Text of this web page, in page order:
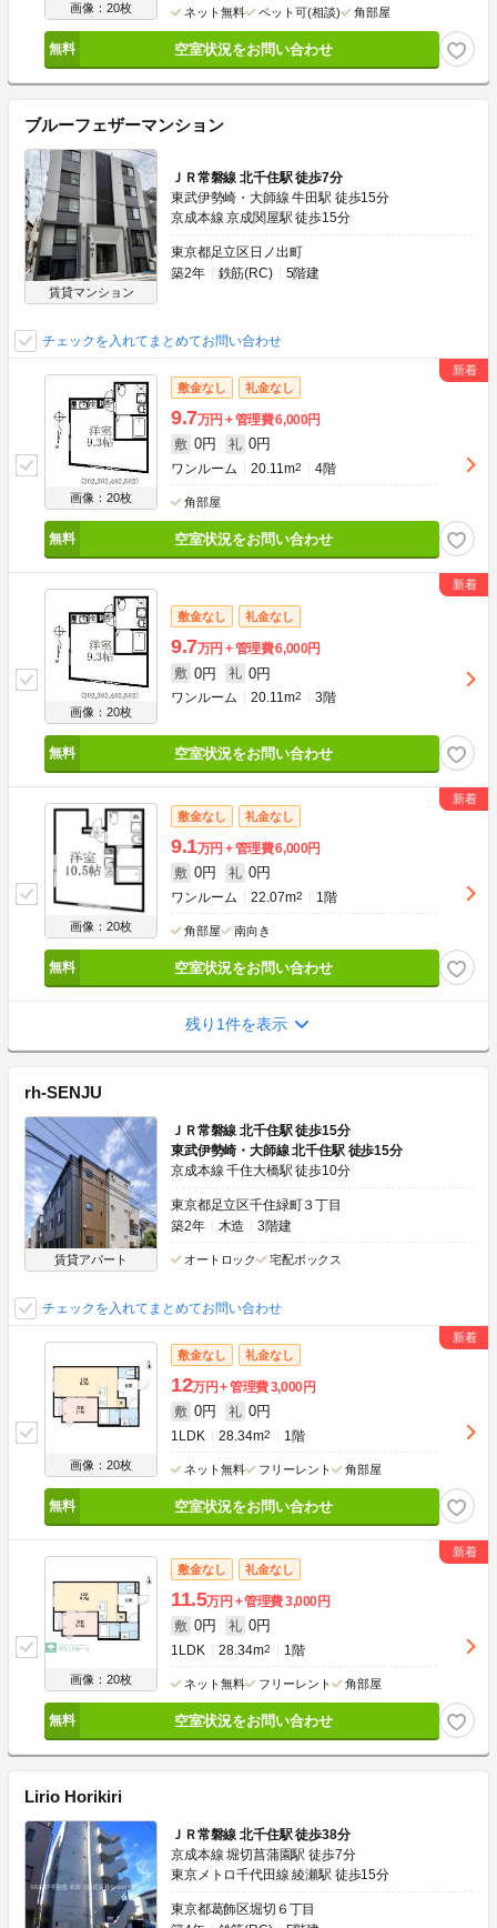
画像：20枚 ネット無料 ペット可(相談) 角部屋
空室状況をお問い合わせ
ブルーフェザーマンション
賃貸マンション
ＪＲ常磐線 北千住駅 徒歩7分
東武伊勢崎・大師線 牛田駅 徒歩15分
京成本線 京成関屋駅 徒歩15分
東京都足立区日ノ出町
築2年
鉄筋(RC) 5階建
チェックを入れてまとめてお問い合わせ
画像：20枚
敷金なし 礼金なし
9.7万円 管理費6,000円
敷 0円 礼 0円
ワンルーム 20.11m2 4階
角部屋
空室状況をお問い合わせ
画像：20枚
敷金なし 礼金なし
9.7万円 管理費6,000円
敷 0円 礼 0円
ワンルーム 20.11m2 3階
空室状況をお問い合わせ
画像：20枚
敷金なし 礼金なし
9.1万円 管理費6,000円
敷 0円 礼 0円
ワンルーム 22.07m2 1階
角部屋 南向き
空室状況をお問い合わせ
残り1件を表示
rh-SENJU
賃貸アパート
ＪＲ常磐線 北千住駅 徒歩15分
東武伊勢崎・大師線 北千住駅 徒歩15分
京成本線 千住大橋駅 徒歩10分
東京都足立区千住緑町３丁目
築2年
木造 3階建
オートロック 宅配ボックス
チェックを入れてまとめてお問い合わせ
画像：20枚
敷金なし 礼金なし
12万円 管理費3,000円
敷 0円 礼 0円
1LDK 28.34m2 1階
ネット無料 フリーレント 角部屋
空室状況をお問い合わせ
画像：20枚
敷金なし 礼金なし
11.5万円 管理費3,000円
敷 0円 礼 0円
1LDK 28.34m2 1階
ネット無料 フリーレント 角部屋
空室状況をお問い合わせ
Lirio Horikiri
ＪＲ常磐線 北千住駅 徒歩38分
京成本線 堀切菖蒲園駅 徒歩7分
東京メトロ千代田線 綾瀬駅 徒歩15分
東京都葛飾区堀切６丁目